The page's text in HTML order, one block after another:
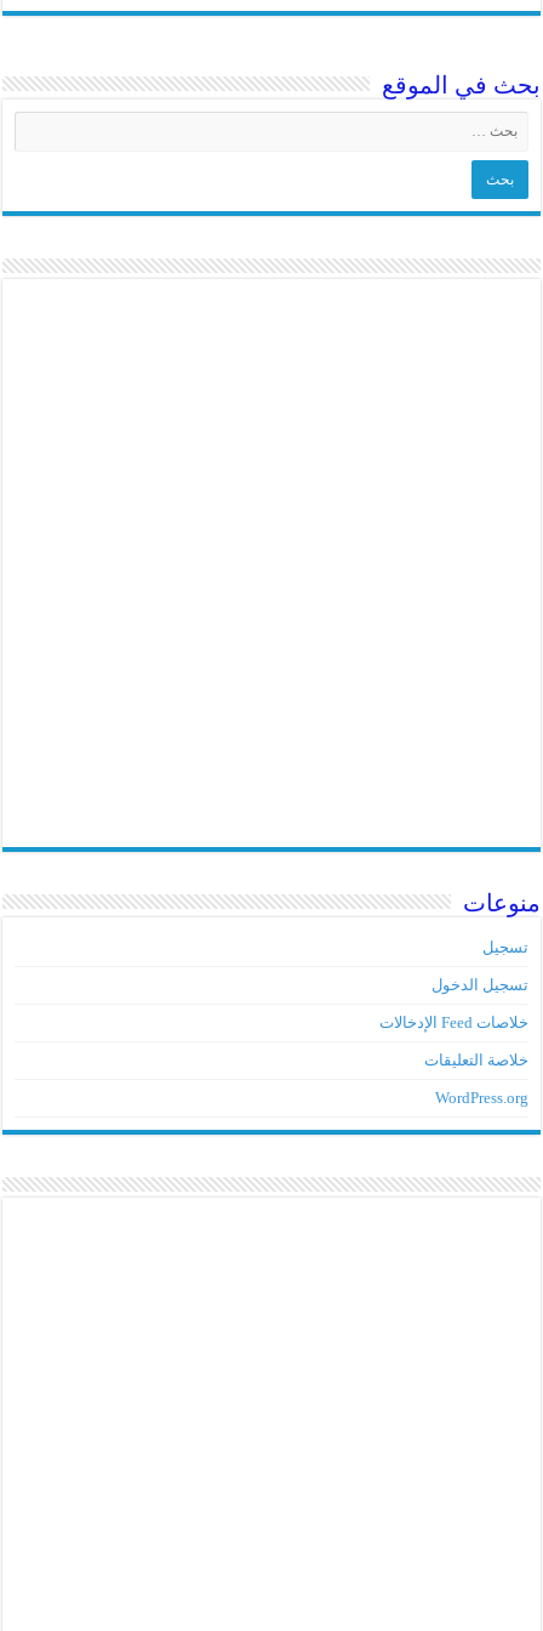
بحث في الموقع
منوعات
تسجيل
تسجيل الدخول
خلاصات Feed الإدخالات
خلاصة التعليقات
WordPress.org